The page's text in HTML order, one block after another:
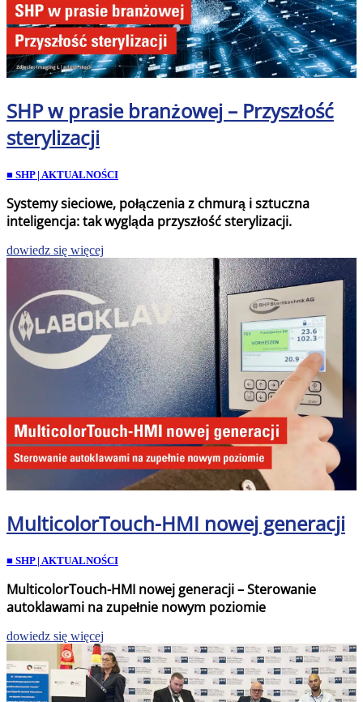
SHP w prasie branżowej – Przyszłość
sterylizacji
■ SHP | AKTUALNOŚCI
Systemy sieciowe, połączenia z chmurą i sztuczna
inteligencja: tak wygląda przyszłość sterylizacji.
dowiedz się więcej
MulticolorTouch-HMI nowej generacji
■ SHP | AKTUALNOŚCI
MulticolorTouch-HMI nowej generacji – Sterowanie
autoklawami na zupełnie nowym poziomie
dowiedz się więcej